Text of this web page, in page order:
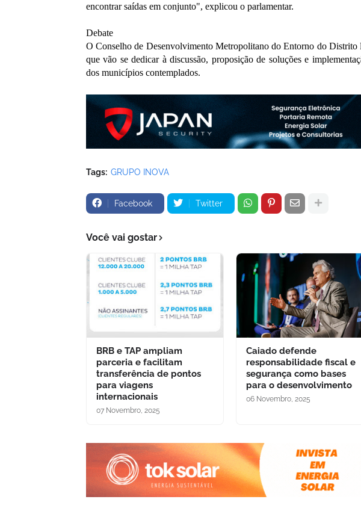
encontrar saídas em conjunto", explicou o parlamentar.
Debate
O Conselho de Desenvolvimento Metropolitano do Entorno do Distrito
que vão se dedicar à discussão, proposição de soluções e
dos municípios contemplados.
Tags: GRUPO INOVA
Facebook Twitter
Você vai gostar
BRB e TAP ampliam
parceria e facilitam
transferência de pontos
para viagens
internacionais
07 Novembro, 2025
Caiado defende
responsabilidade fiscal e
segurança como bases
para o desenvolvimento
06 Novembro, 2025